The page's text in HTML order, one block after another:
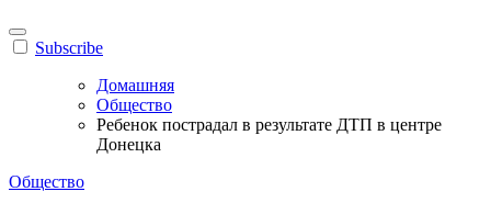
Subscribe
Домашняя
Общество
Ребенок пострадал в результате ДТП в центре
Донецка
Общество